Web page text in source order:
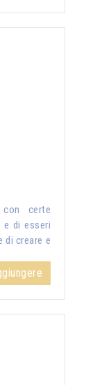
certe
e di esseri
di creare e